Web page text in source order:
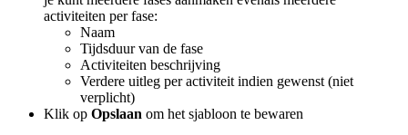
activiteiten per fase:
Naam
Tijdsduur van de fase
Activiteiten beschrijving
Verdere uitleg per activiteit indien gewenst (niet
verplicht)
Klik op Opslaan om het sjabloon te bewaren